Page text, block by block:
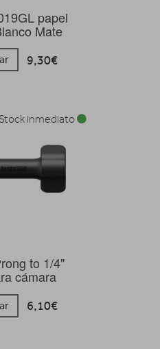
papel
Mate
9,30€
to 1/4"
cámara
6,10€
Stock inmediato